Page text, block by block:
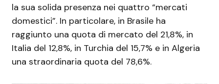
la sua solida presenza nei quattro “mercati
domestici”. In particolare, in Brasile ha
raggiunto una quota di mercato del 21,8%, in
Italia del 12,8%, in Turchia del 15,7% e in Algeria
una straordinaria quota del 78,6%.